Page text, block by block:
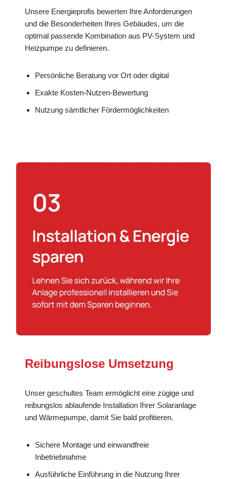
Unsere Energieprofis bewerten Ihre Anforderungen
und die Besonderheiten Ihres Gebäudes, um die
optimal passende Kombination aus PV-System und
Heizpumpe zu definieren.
Persönliche Beratung vor Ort oder digital
Exakte Kosten-Nutzen-Bewertung
Nutzung sämtlicher Fördermöglichkeiten
Reibungslose Umsetzung
Unser geschultes Team ermöglicht eine zügige und
reibungslos ablaufende Installation Ihrer Solaranlage
und Wärmepumpe, damit Sie bald profitieren.
Sichere Montage und einwandfreie
Inbetriebnahme
Ausführliche Einführung in die Nutzung Ihrer